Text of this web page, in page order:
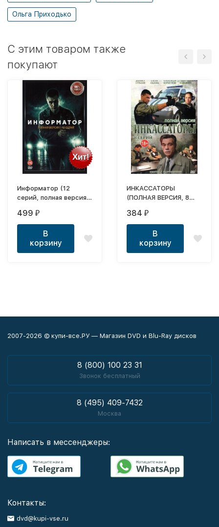
Ольга Приходько
C этим товаром также
покупают
Хит!
Информатор (12
серий, полная версия)
499 ₽
В
корзину
ИНКАССАТОРЫ
(ПОЛНАЯ ВЕРСИЯ, 8
384 ₽
В
корзину
2007-2026 © купи-все.РУ — Магазин DVD и Blu-Ray дисков
8 (800) 100 23 31
Звонок бесплатный
8 (495) 409-7432
Москва
Написать в мессенджеры:
Контакты:
dvd@kupi-vse.ru